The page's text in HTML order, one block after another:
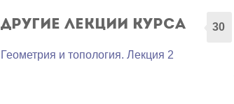
Другие лекции курса 30
Геометрия и топология. Лекция 2